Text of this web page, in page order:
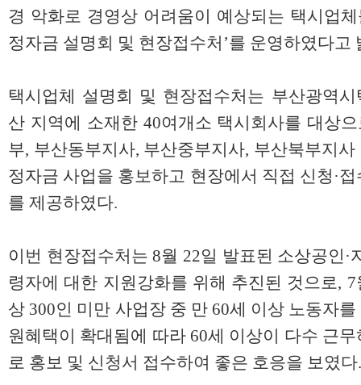
경 악화로 경영상 어려움이 예상되는 택시업
정자금 설명회 및 현장접수처’를 운영하였다고
택시업체 설명회 및 현장접수처는 부산광역
산 지역에 소재한 40여개소 택시회사를 대상
부, 부산동부지사, 부산중부지사, 부산북부지
정자금 사업을 홍보하고 현장에서 직접 신청·
를 제공하였다.
이번 현장접수처는 8월 22일 발표된 소상공인
령자에 대한 지원강화를 위해 추진된 것으로,
상 300인 미만 사업장 중 만 60세 이상 노동자
원혜택이 확대됨에 따라 60세 이상이 다수 근
로 홍보 및 신청서 접수하여 좋은 호응을 보였